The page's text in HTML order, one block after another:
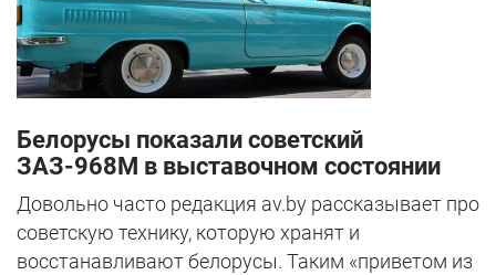
Белорусы показали советский
ЗАЗ-968М в выставочном состоянии
Довольно часто редакция av.by рассказывает про
советскую технику, которую хранят и
восстанавливают белорусы. Таким «приветом из